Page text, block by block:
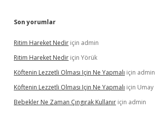
Son yorumlar
Ritim Hareket Nedir için admin
Ritim Hareket Nedir için Yörük
Köftenin Lezzetli Olması Için Ne Yapmalı için admin
Köftenin Lezzetli Olması Için Ne Yapmalı için Umay
Bebekler Ne Zaman Çıngırak Kullanır için admin